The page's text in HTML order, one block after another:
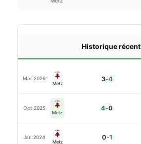
Historique récent
Mar 2026
Metz
3-4
Oct 2025
Metz
4-0
Jan 2024
Metz
0-1